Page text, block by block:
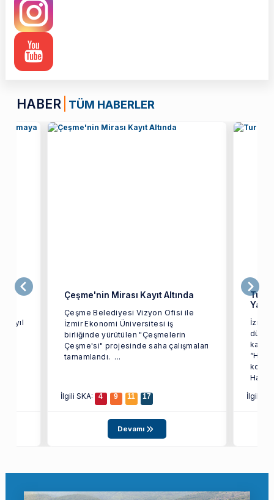
HABER TÜM HABERLER
yıl
Çeşme'nin Mirası Kayıt Altında
Çeşme Belediyesi Vizyon Ofisi ile
İzmir Ekonomi Üniversitesi iş
birliğinde yürütülen "Çeşmelerin
Çeşme'si" projesinde saha çalışmaları
tamamlandı. ...
İlgili SKA: 4 9 11 17
Devamı
İzmir
İlgili